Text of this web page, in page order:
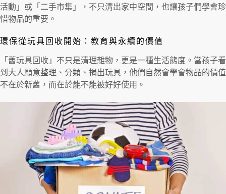
活動」或「二手市集」，不只清出家中空間，也讓孩子們學會珍
惜物品的重要。
環保從玩具回收開始：教育與永續的價值
「舊玩具回收」不只是清理雜物，更是一種生活態度。當孩子看
到大人願意整理、分類、捐出玩具，他們自然會學會物品的價值
不在於新舊，而在於能不能被好好使用。